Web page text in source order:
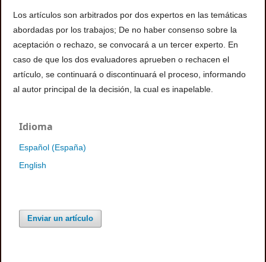
Los artículos son arbitrados por dos expertos en las temáticas
abordadas por los trabajos; De no haber consenso sobre la
aceptación o rechazo, se convocará a un tercer experto. En
caso de que los dos evaluadores aprueben o rechacen el
artículo, se continuará o discontinuará el proceso, informando
al autor principal de la decisión, la cual es inapelable.
Idioma
Español (España)
English
Enviar un artículo